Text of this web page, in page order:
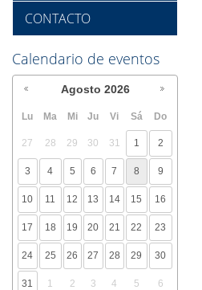
CONTACTO
Calendario de eventos
Agosto 2026
Lu Ma Mi Ju Vi Sá Do
27 28 29 30 31 1 2
3 4 5 6 7 8 9
10 11 12 13 14 15 16
17 18 19 20 21 22 23
24 25 26 27 28 29 30
31 1 2 3 4 5 6